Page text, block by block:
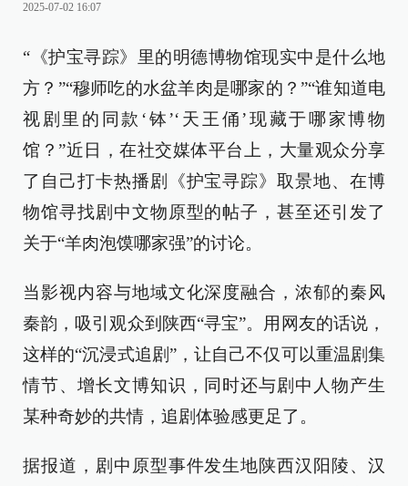
2025-07-02 16:07
“《护宝寻踪》里的明德博物馆现实中是什么地
方？”“穆师吃的水盆羊肉是哪家的？”“谁知道电
视剧里的同款‘钵’‘天王俑’现藏于哪家博物
馆？”近日，在社交媒体平台上，大量观众分享
了自己打卡热播剧《护宝寻踪》取景地、在博
物馆寻找剧中文物原型的帖子，甚至还引发了
关于“羊肉泡馍哪家强”的讨论。
当影视内容与地域文化深度融合，浓郁的秦风
秦韵，吸引观众到陕西“寻宝”。用网友的话说，
这样的“沉浸式追剧”，让自己不仅可以重温剧集
情节、增长文博知识，同时还与剧中人物产生
某种奇妙的共情，追剧体验感更足了。
据报道，剧中原型事件发生地陕西汉阳陵、汉